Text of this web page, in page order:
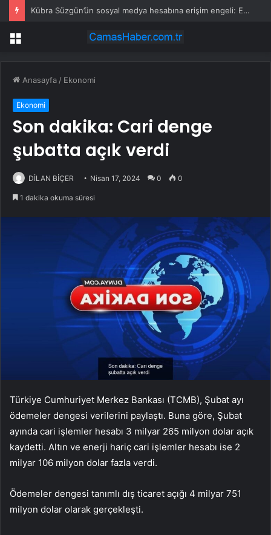
Kübra Süzgün’ün sosyal medya hesabına erişim engeli: Erdoğan’dan yardım istedi
Menü
Anasayfa / Ekonomi
Ekonomi
Son dakika: Cari denge
şubatta açık verdi
DİLAN BİÇER Nisan 17, 2024 0 0
1 dakika okuma süresi
Türkiye Cumhuriyet Merkez Bankası (TCMB), Şubat ayı
ödemeler dengesi verilerini paylaştı. Buna göre, Şubat
ayında cari işlemler hesabı 3 milyar 265 milyon dolar açık
kaydetti. Altın ve enerji hariç cari işlemler hesabı ise 2
milyar 106 milyon dolar fazla verdi.
Ödemeler dengesi tanımlı dış ticaret açığı 4 milyar 751
milyon dolar olarak gerçekleşti.